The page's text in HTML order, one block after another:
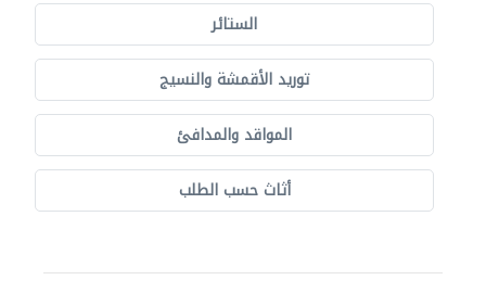
الستائر
توريد الأقمشة والنسيج
المواقد والمدافئ
أثاث حسب الطلب